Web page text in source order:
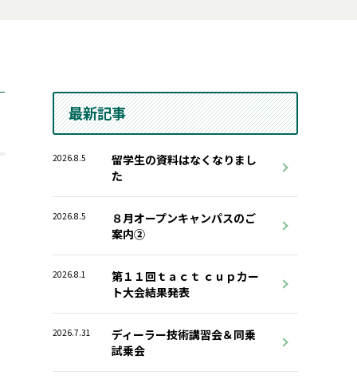
最新記事
2026.8.5
留学生の資料はなくなりまし
た
2026.8.5
８月オープンキャンパスのご
案内②
2026.8.1
第１１回ｔａｃｔ ｃｕｐカー
ト大会結果発表
2026.7.31
ディーラー技術講習会＆同乗
試乗会